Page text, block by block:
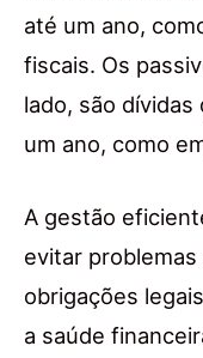
até um ano,
fiscais. Os
lado, são
um ano, como
A gestão
evitar
obrigações
a saúde